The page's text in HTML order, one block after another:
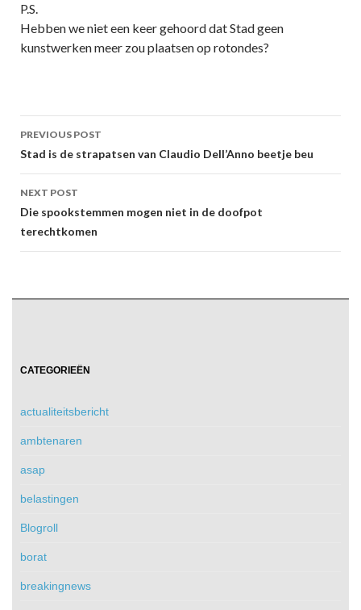
P.S.
Hebben we niet een keer gehoord dat Stad geen
kunstwerken meer zou plaatsen op rotondes?
Post
navigation
PREVIOUS POST
Stad is de strapatsen van Claudio Dell’Anno beetje beu
NEXT POST
Die spookstemmen mogen niet in de doofpot
terechtkomen
CATEGORIEËN
actualiteitsbericht
ambtenaren
asap
belastingen
Blogroll
borat
breakingnews